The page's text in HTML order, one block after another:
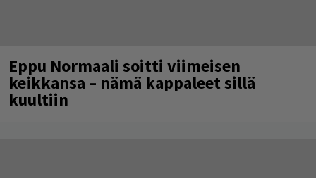
Eppu Normaali soitti viimeisen
keikkansa – nämä kappaleet sillä
kuultiin